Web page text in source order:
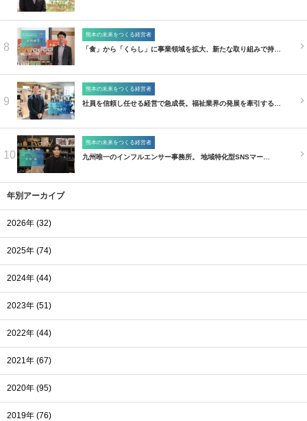
8
熊本の未来をつくる経営者
「食」から「くらし」に事業領域を拡大、新たな取り組みで持…
9
熊本の未来をつくる経営者
社員を信頼し任せる経営で急成長。福祉業界の発展を牽引する…
10
熊本の未来をつくる経営者
九州唯一のインフルエンサー事務所。 地域特化型SNSマー…
年別アーカイブ
2026年 (32)
2025年 (74)
2024年 (44)
2023年 (51)
2022年 (44)
2021年 (67)
2020年 (95)
2019年 (76)